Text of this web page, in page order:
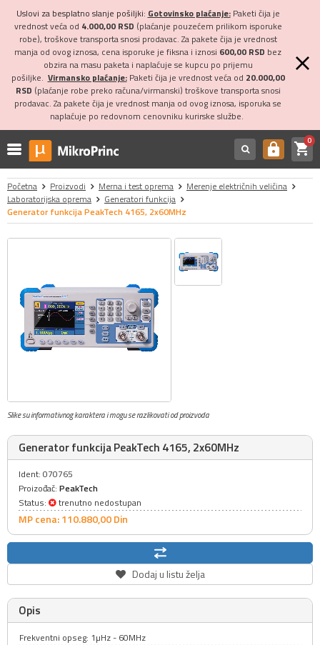
Uslovi za besplatno slanje pošiljki: Gotovinsko plaćanje:Paketi čija je
vrednost veća od 4.000,00 RSD (plaćanje pouzećem prilikom isporuke
robe), troškove transporta snosi prodavac. Za pakete čija je vrednost
manja od ovog iznosa, cena isporuke je fiksna i iznosi 600,00 RSD bez
obzira na masu paketa i naplaćuje se kupcu po prijemu
pošiljke. Virmansko plaćanje:Paketi čija je vrednost veća od 20.000,00
RSD (plaćanje robe preko računa/virmanski) troškove transporta snosi
prodavac. Za pakete čija je vrednost manja od ovog iznosa, isporuka se
naplaćuje po redovnom cenovniku kurirske službe.
https shopping_cart0
Početna Proizvodi Merna i test oprema
Merenje električnih veličina
Laboratorijska oprema
Generatori funkcija
Generator funkcija PeakTech 4165, 2x60MHz
Slike su informativnog karaktera i mogu se razlikovati od proizvoda
Generator funkcija PeakTech 4165, 2x60MHz
Ident: 070765
Proizođač: PeakTech
Status:
trenutno nedostupan
MP cena: 110.880,00Din
Dodaj u listu želja
Opis
Frekventni opseg: 1µHz - 60MHz